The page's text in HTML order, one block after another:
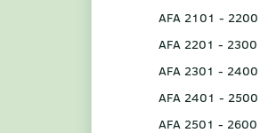
AFA 2101 - 2200
AFA 2201 - 2300
AFA 2301 - 2400
AFA 2401 - 2500
AFA 2501 - 2600